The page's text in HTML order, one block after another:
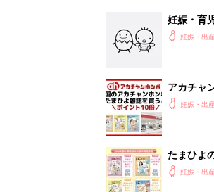
妊娠・育
妊娠・出
アカチャ
妊娠・出
たまひよ
妊娠・出